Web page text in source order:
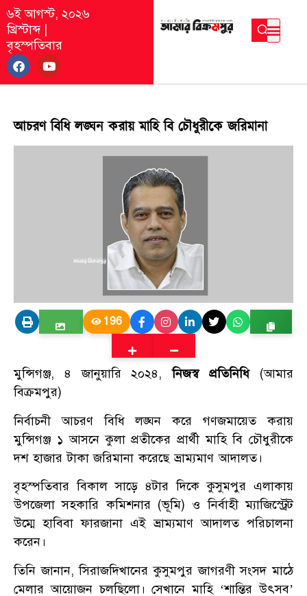
৬ই আগস্ট, ২০২৬
খ্রিস্টাব্দ|
বৃহস্পতিবার
আচরণ বিধি লঙ্ঘন করায় মাহি বি চৌধুরীকে জরিমানা
196
মুন্সিগঞ্জ, ৪ জানুয়ারি ২০২৪,নিজস্ব প্রতিনিধি
(আমার
বিক্রমপুর)
নির্বাচনী আচরণ বিধি লঙ্ঘন করে গণজমায়েত করায়
মুন্সিগঞ্জ ১ আসনে কুলা প্রতীকের প্রার্থী মাহি বি চৌধুরীকে
দশ হাজার টাকা জরিমানা করেছে ভ্রাম্যমাণ আদালত।
বৃহস্পতিবার বিকাল সাড়ে ৪টার দিকে কুসুমপুর এলাকায়
উপজেলা সহকারি কমিশনার (ভূমি) ও নির্বাহী ম্যাজিস্ট্রেট
উম্মে হাবিবা ফারজানা এই ভ্রাম্যমাণ আদালত পরিচালনা
করেন।
তিনি জানান, সিরাজদিখানের কুসুমপুর জাগরণী সংসদ মাঠে
মেলার আয়োজন চলছিলো। সেখানে মাহি ‘শান্তির উৎসব’